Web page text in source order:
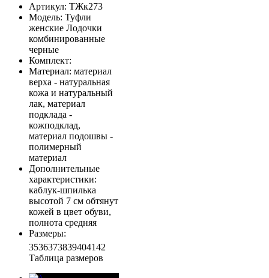
Артикул: ТЖк273
Модель: Туфли
женские Лодочки
комбинированные
черные
Комплект:
Материал: материал
верха - натуральная
кожа и натуральный
лак, материал
подклада -
кожподклад,
материал подошвы -
полимерный
материал
Дополнительные
характеристики:
каблук-шпилька
высотой 7 см обтянут
кожей в цвет обуви,
полнота средняя
Размеры:
3536373839404142
Таблица размеров